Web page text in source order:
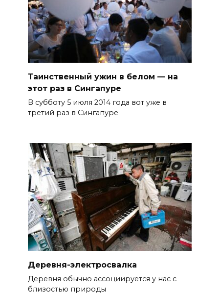
Таинственный ужин в белом — на
этот раз в Сингапуре
В субботу 5 июля 2014 года вот уже в
третий раз в Сингапуре
Деревня-электросвалка
Деревня обычно ассоциируется у нас с
близостью природы